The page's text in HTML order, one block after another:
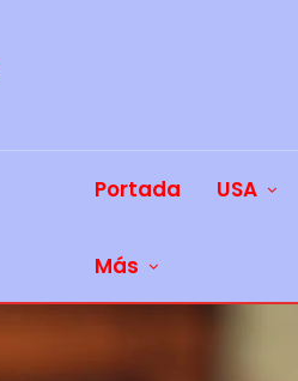
Portada USA
Más